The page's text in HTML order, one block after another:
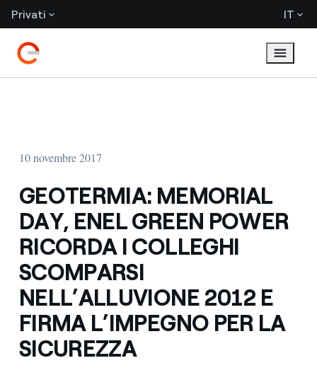
Privati IT
10 novembre 2017
GEOTERMIA: MEMORIAL
DAY, ENEL GREEN POWER
RICORDA I COLLEGHI
SCOMPARSI
NELL’ALLUVIONE 2012 E
FIRMA L’IMPEGNO PER LA
SICUREZZA